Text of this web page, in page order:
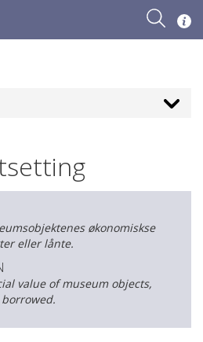
Om
økonomiskse
eller lånte.
value of museum objects,